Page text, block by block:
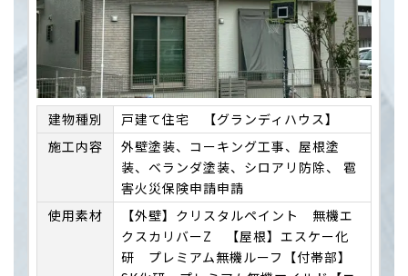
建物種別
戸建て住宅 【グランディハウス】
施⼯内容
外壁塗装、コーキング工事、屋根塗
装、ベランダ塗装、シロアリ防除、 雹
害火災保険申請申請
使用素材
【外壁】クリスタルペイント 無機エ
クスカリバーZ 【屋根】エスケー化
研 プレミアム無機ルーフ【付帯部】